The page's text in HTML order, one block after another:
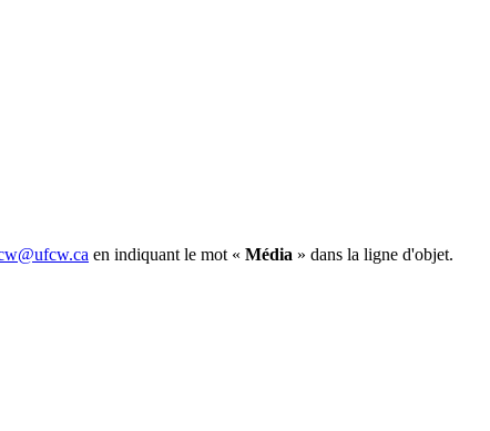
en indiquant le mot « Média » dans la ligne d'objet.